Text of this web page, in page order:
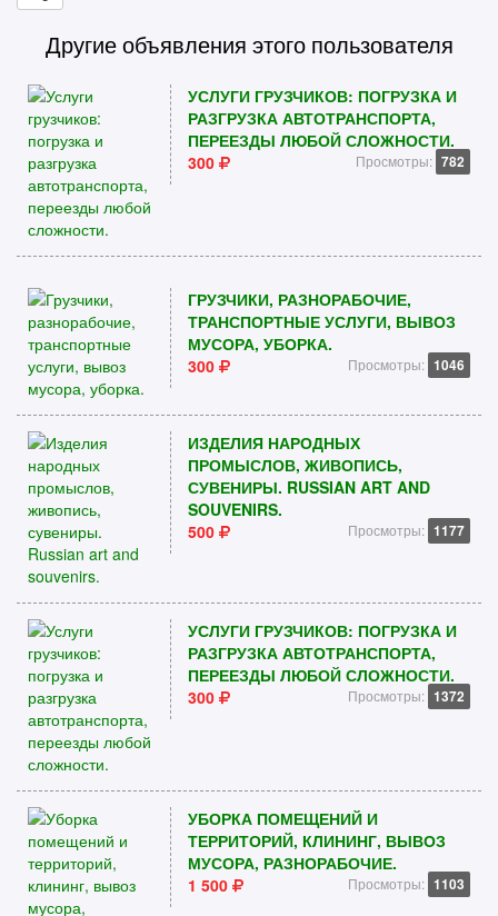
Другие объявления этого пользователя
УСЛУГИ ГРУЗЧИКОВ: ПОГРУЗКА И
РАЗГРУЗКА АВТОТРАНСПОРТА,
ПЕРЕЕЗДЫ ЛЮБОЙ СЛОЖНОСТИ.
300
Просмотры: 782
ГРУЗЧИКИ, РАЗНОРАБОЧИЕ,
ТРАНСПОРТНЫЕ УСЛУГИ, ВЫВОЗ
МУСОРА, УБОРКА.
300
Просмотры: 1046
ИЗДЕЛИЯ НАРОДНЫХ
ПРОМЫСЛОВ, ЖИВОПИСЬ,
СУВЕНИРЫ. RUSSIAN ART AND
SOUVENIRS.
500
Просмотры: 1177
УСЛУГИ ГРУЗЧИКОВ: ПОГРУЗКА И
РАЗГРУЗКА АВТОТРАНСПОРТА,
ПЕРЕЕЗДЫ ЛЮБОЙ СЛОЖНОСТИ.
300
Просмотры: 1372
УБОРКА ПОМЕЩЕНИЙ И
ТЕРРИТОРИЙ, КЛИНИНГ, ВЫВОЗ
МУСОРА, РАЗНОРАБОЧИЕ.
1 500
Просмотры: 1103